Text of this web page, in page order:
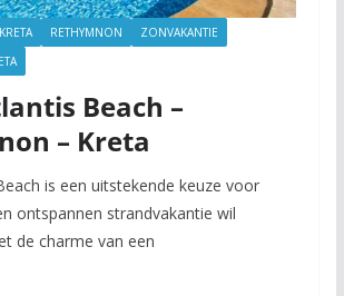
KRETA RETHYMNON
ZONVAKANTIE
Beach –
– Kreta
is een uitstekende keuze voor
ontspannen strandvakantie wil
de charme van een